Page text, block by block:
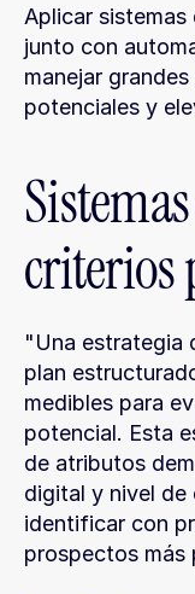
Aplicar
junto con
manejar
potenciales y
criterios
"Una estrategia
plan
medibles para
potencial. Esta
de atributos
digital y nivel de
identificar con
prospectos más